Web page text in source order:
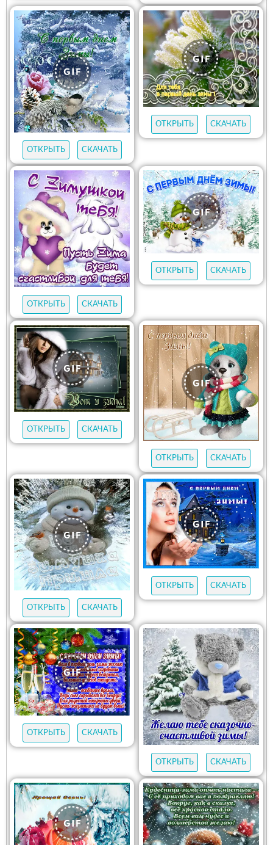
ОТКРЫТЬ СКАЧАТЬ
ОТКРЫТЬ СКАЧАТЬ
ОТКРЫТЬ СКАЧАТЬ
ОТКРЫТЬ СКАЧАТЬ
ОТКРЫТЬ СКАЧАТЬ
ОТКРЫТЬ СКАЧАТЬ
ОТКРЫТЬ СКАЧАТЬ
ОТКРЫТЬ СКАЧАТЬ
ОТКРЫТЬ СКАЧАТЬ
ОТКРЫТЬ СКАЧАТЬ